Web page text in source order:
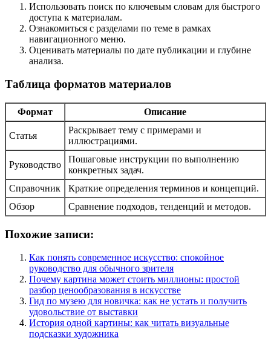
Использовать поиск по ключевым словам для быстрого
доступа к материалам.
Ознакомиться с разделами по теме в рамках
навигационного меню.
Оценивать материалы по дате публикации и глубине
анализа.
Таблица форматов материалов
Формат Описание
Статья
Раскрывает тему с примерами и
иллюстрациями.
Руководство
Пошаговые инструкции по выполнению
конкретных задач.
Справочник
Краткие определения терминов и концепций.
Обзор
Сравнение подходов, тенденций и методов.
Похожие записи:
Как понять современное искусство: спокойное
руководство для обычного зрителя
Почему картина может стоить миллионы: простой
разбор ценообразования в искусстве
Гид по музею для новичка: как не устать и получить
удовольствие от выставки
История одной картины: как читать визуальные
подсказки художника